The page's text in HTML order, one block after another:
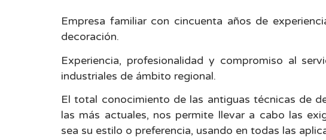
Empresa familiar con cincuenta años de
decoración.
Experiencia, profesionalidad y compromiso al
industriales de ámbito regional.
El total conocimiento de las antiguas técnicas de
las más actuales, nos permite llevar a cabo las
sea su estilo o preferencia, usando en todas las